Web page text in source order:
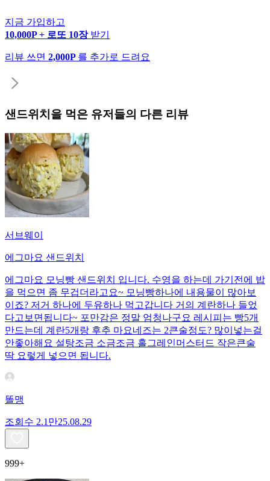
지금 가입하고
10,000P + 로또 10장 받기
리뷰 쓰면 2,000P 를 추가로 드려요
샌드위치 을 먹은 유저들의 다른 리뷰
서브웨이
에그마요 샌드위치
에그마요 모닝빵 샌드위치 입니다. 수영을 하는데 가기전에 밥
을 먹으면 좀 무겁더라고요~ 모닝빵하나에 내용물이 많아보
이죠? 저거 하나에 두유하나 먹고갑니다 거의 계란하나 들었
다고보면됩니다~ 포만감은 정말 엄청나구요 레시피는 빵5개
만드는데 계란5개랑 후추 마요네즈는 2큰술정도? 많이넣는걸
안좋아해요 설탕조금 소금조금 홀그레인머스터드 작은큰술
딱 요렇게 넣으면 됩니다.
똘맹
조회수 2.1만25.08.29
999+